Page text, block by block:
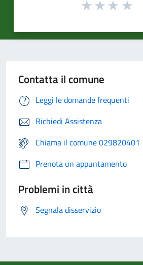
Contatta il comune
Leggi le domande frequenti
Richiedi Assistenza
Chiama il comune 029820401
Prenota un appuntamento
Problemi in città
Segnala disservizio